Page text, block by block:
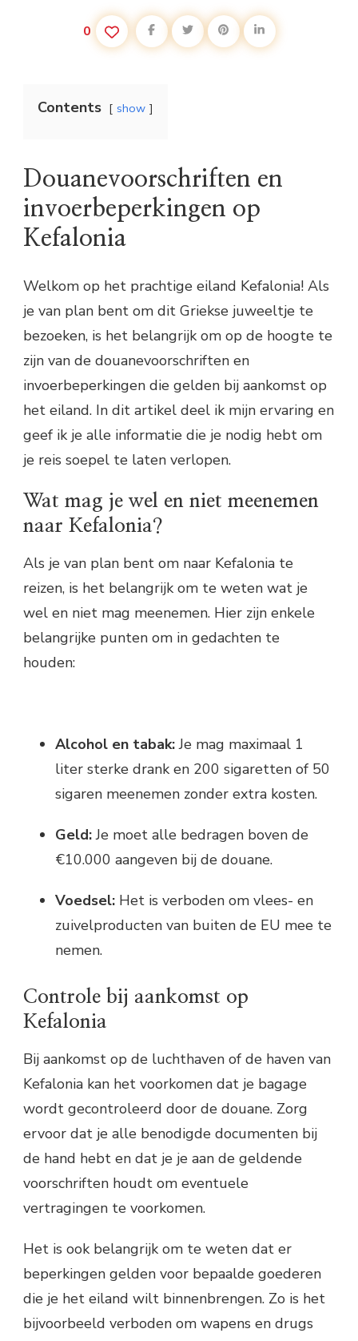
0
Contents show
Douanevoorschriften en
invoerbeperkingen op
Kefalonia
Welkom op het prachtige eiland Kefalonia! Als
je van plan bent om dit Griekse juweeltje te
bezoeken, is het belangrijk om op de hoogte te
zijn van de douanevoorschriften en
invoerbeperkingen die gelden bij aankomst op
het eiland. In dit artikel deel ik mijn ervaring en
geef ik je alle informatie die je nodig hebt om
je reis soepel te laten verlopen.
Wat mag je wel en niet meenemen
naar Kefalonia?
Als je van plan bent om naar Kefalonia te
reizen, is het belangrijk om te weten wat je
wel en niet mag meenemen. Hier zijn enkele
belangrijke punten om in gedachten te
houden:
Alcohol en tabak:Je mag maximaal 1
liter sterke drank en 200 sigaretten of 50
sigaren meenemen zonder extra kosten.
Geld:Je moet alle bedragen boven de
€10.000 aangeven bij de douane.
Voedsel: Het is verboden om vlees- en
zuivelproducten van buiten de EU mee te
nemen.
Controle bij aankomst op
Kefalonia
Bij aankomst op de luchthaven of de haven van
Kefalonia kan het voorkomen dat je bagage
wordt gecontroleerd door de douane. Zorg
ervoor dat je alle benodigde documenten bij
de hand hebt en dat je je aan de geldende
voorschriften houdt om eventuele
vertragingen te voorkomen.
Het is ook belangrijk om te weten dat er
beperkingen gelden voor bepaalde goederen
die je het eiland wilt binnenbrengen. Zo is het
bijvoorbeeld verboden om wapens en drugs